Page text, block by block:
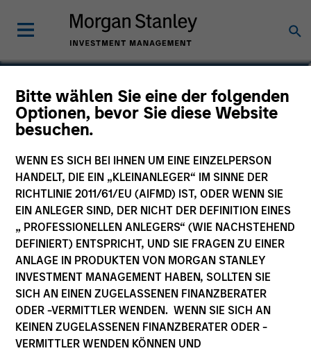
Bitte wählen Sie eine der folgenden
Optionen, bevor Sie diese Website
besuchen.
WENN ES SICH BEI IHNEN UM EINE EINZELPERSON
HANDELT, DIE EIN „KLEINANLEGER“ IM SINNE DER
RICHTLINIE 2011/61/EU (AIFMD) IST, ODER WENN SIE
EIN ANLEGER SIND, DER NICHT DER DEFINITION EINES
„ PROFESSIONELLEN ANLEGERS“ (WIE NACHSTEHEND
DEFINIERT) ENTSPRICHT, UND SIE FRAGEN ZU EINER
ANLAGE IN PRODUKTEN VON MORGAN STANLEY
INVESTMENT MANAGEMENT HABEN, SOLLTEN SIE
SICH AN EINEN ZUGELASSENEN FINANZBERATER
ODER -VERMITTLER WENDEN. WENN SIE SICH AN
KEINEN ZUGELASSENEN FINANZBERATER ODER -
VERMITTLER WENDEN KÖNNEN UND
Kevin Lynyak
Managing Director